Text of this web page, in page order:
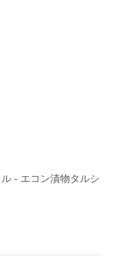
- エコン漬物タルシ